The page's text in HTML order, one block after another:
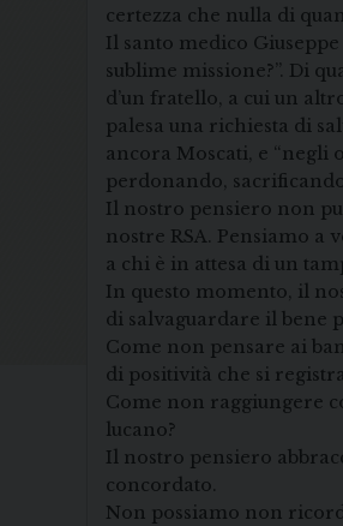
certezza che nulla di
Il santo medico
sublime missione?”. Di
d’un fratello, a cui un
palesa una richiesta di
ancora Moscati, e
perdonando,
Il nostro pensiero non
nostre RSA. Pensiamo a
a chi è in attesa di un
In questo momento, il
di salvaguardare il bene
Come non pensare ai
di positività che si
Come non raggiungere
lucano?
Il nostro pensiero
concordato.
Non possiamo non